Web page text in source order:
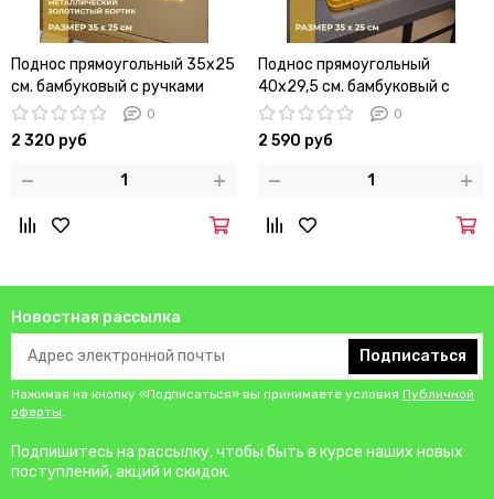
Поднос прямоугольный 35х25
см. бамбуковый с ручками
металлическим бортиком
0
2 320 руб
Поднос прямоугольный
40х29,5 см. бамбуковый с
ручками металлическим
бортиком
0
2 590 руб
Новостная рассылка
Подписаться
Нажимая на кнопку «Подписаться» вы принимаете условия Публичной
оферты.
Подпишитесь на рассылку, чтобы быть в курсе наших новых
поступлений, акций и скидок.